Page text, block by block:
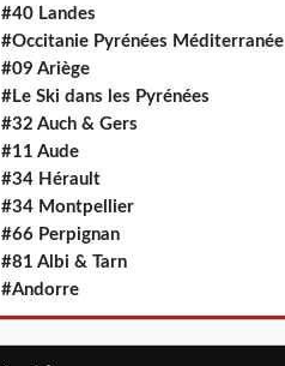
#40 Landes
#Occitanie Pyrénées Méditerranée
#09 Ariège
#Le Ski dans les Pyrénées
#32 Auch & Gers
#11 Aude
#34 Hérault
#34 Montpellier
#66 Perpignan
#81 Albi & Tarn
#Andorre